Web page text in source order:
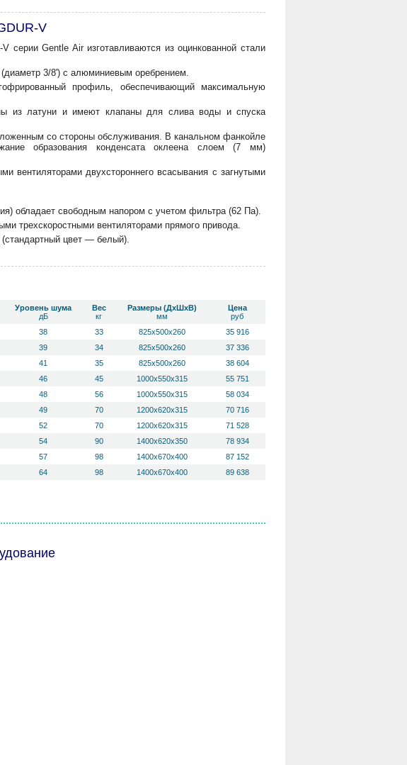
V
серии Gentle Air изготавливаются из оцинкованной стали
3/8') с алюминиевым оребрением.
профиль, обеспечивающий максимальную
из латуни и имеют клапаны для слива воды и спуска
со стороны обслуживания. В канальном фанкойле
образования конденсата оклеена слоем (7 мм)
вентиляторами двухстороннего всасывания с загнутыми
обладает свободным напором с учетом фильтра (62 Па).
трехскоростными вентиляторами прямого привода.
цвет — белый).
Уровень ш­ума
дБ
Вес
кг
Размеры (ДхШхВ)
мм
Цена
руб
38 33 825x500x260
35 916
39 34 825x500x260
37 336
41 35 825x500x260
38 604
46 45 1000x550x315
55 751
48 56 1000x550x315
58 034
49 70 1200x620x315
70 716
52 70 1200x620x315
71 528
54 90 1400x620x350
78 934
57 98 1400x670x400
87 152
64 98 1400x670x400 89 638